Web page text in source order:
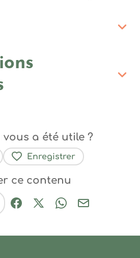
a été utile ?
Enregistrer
ce contenu
Partager sur Facebook
Partager sur X / Twitter
Partager sur
Partager par